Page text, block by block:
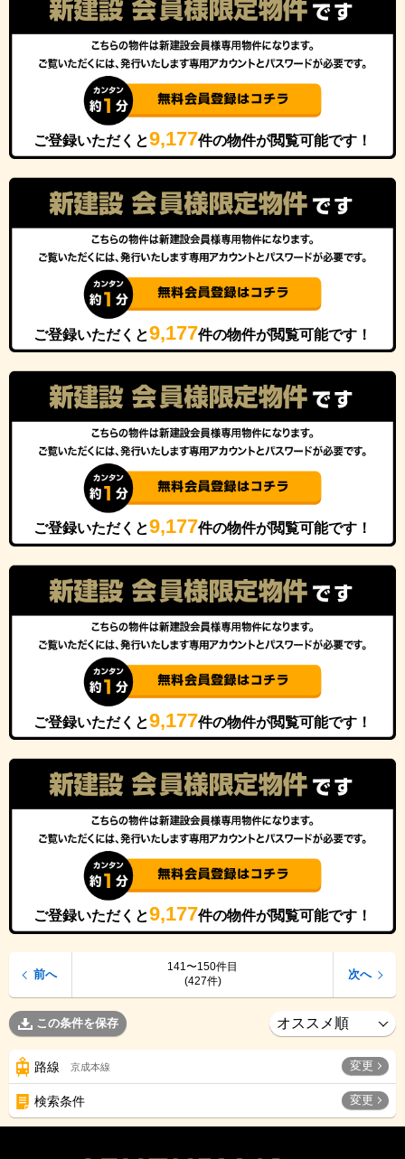
ご登録いただくと9,177件の物件が閲覧可能です！
ご登録いただくと9,177件の物件が閲覧可能です！
ご登録いただくと9,177件の物件が閲覧可能です！
ご登録いただくと9,177件の物件が閲覧可能です！
ご登録いただくと9,177件の物件が閲覧可能です！
141〜150件目
(427件)
前へ 次へ
この条件を保存
路線 京成本線 変更
検索条件 変更